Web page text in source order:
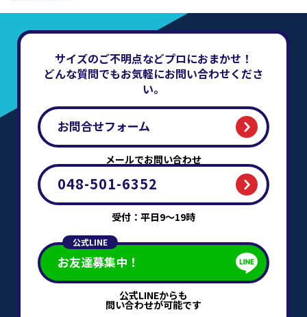
サイズのご不明点などプロにおまかせ！
どんな質問でもお気軽にお問い合わせくださ
い。
お問合せフォーム
メールでお問い合わせ
048-501-6352
受付：平日9～19時
公式LINE
お友達募集中！
公式LINEからも
問い合わせが可能です